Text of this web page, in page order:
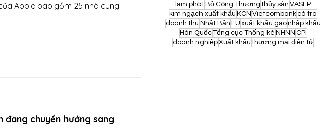
Apple bao gồm 25 nhà cung
đang chuyển hướng sang
lạm phát Bộ Công Thương thủy sản VASEP
kim ngạch xuất khẩu KCN Vietcombank cá tra
doanh thu Nhật Bản EU xuất khẩu gạonhập khẩu
Hàn QuốcTổng cục Thống kê NHNN CPI
doanh nghiệpXuất khẩu thương mại điện tử